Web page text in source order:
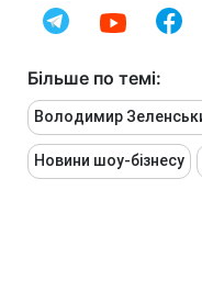
Більше по темі:
Володимир
Новини шоу-бізнесу